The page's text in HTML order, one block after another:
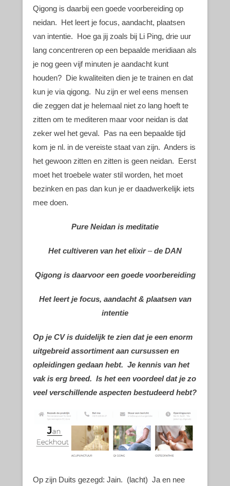
Qigong is daarbij een goede voorbereiding op
neidan. Het leert je focus, aandacht, plaatsen
van intentie. Hoe ga jij zoals bij Li Ping, drie uur
lang concentreren op een bepaalde meridiaan als
je nog geen vijf minuten je aandacht kunt
houden? Die kwaliteiten dien je te trainen en dat
kun je via qigong. Nu zijn er wel eens mensen
die zeggen dat je helemaal niet zo lang hoeft te
zitten om te mediteren maar voor neidan is dat
zeker wel het geval. Pas na een bepaalde tijd
kom je nl. in de vereiste staat van zijn. Anders is
het gewoon zitten en zitten is geen neidan. Eerst
moet het troebele water stil worden, het moet
bezinken en pas dan kun je er daadwerkelijk iets
mee doen.
Pure Neidan is meditatie
Het cultiveren van het elixir–de DAN
Qigong is daarvoor een goede voorbereiding
Het leert je focus, aandacht & plaatsen van
intentie
Op je CV is duidelijk te zien dat je een enorm
uitgebreid assortiment aan cursussen en
opleidingen gedaan hebt. Je kennis van het
vak is erg breed. Is het een voordeel dat je zo
veel verschillende aspecten bestudeerd hebt?
Op zijn Duits gezegd: Jain. (lacht) Ja en nee